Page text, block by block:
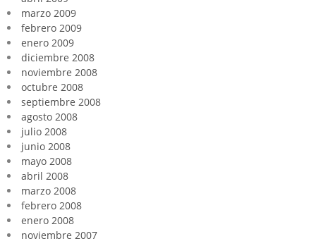
marzo 2009
febrero 2009
enero 2009
diciembre 2008
noviembre 2008
octubre 2008
septiembre 2008
agosto 2008
julio 2008
junio 2008
mayo 2008
abril 2008
marzo 2008
febrero 2008
enero 2008
noviembre 2007